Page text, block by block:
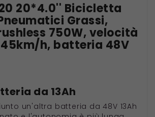
20*4.0'' Bicicletta
Grassi,
750W, velocità
h, batteria 48V
da 13Ah
un'altra batteria da 48V 13Ah